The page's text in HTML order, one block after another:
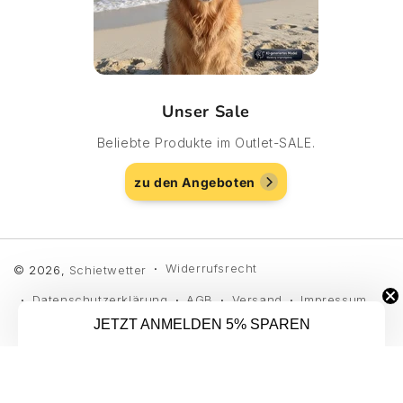
Unser Sale
Beliebte Produkte im Outlet-SALE.
zu den Angeboten
© 2026, Schietwetter Widerrufsrecht
Datenschutzerklärung AGB Versand Impressum
Kontaktinformationen
JETZT ANMELDEN 5% SPAREN